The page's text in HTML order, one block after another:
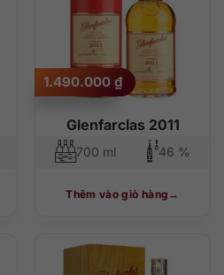
Glenfarclas 2011
1.490.000 ₫
700 ml 46 %
Thêm vào giỏ hàng